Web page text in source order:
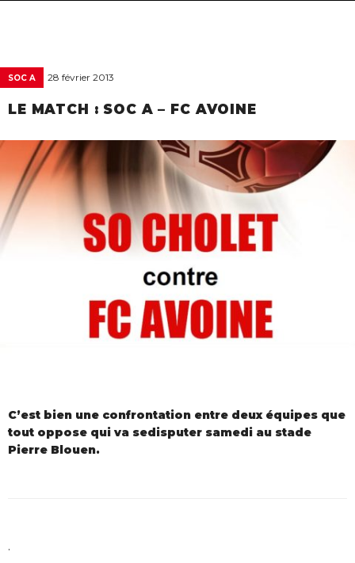
SOC A 28 février 2013
LE MATCH : SOC A – FC AVOINE
C’est bien une confrontation entre deux équipes que
tout oppose qui va sedisputer samedi au stade
Pierre Blouen.
.